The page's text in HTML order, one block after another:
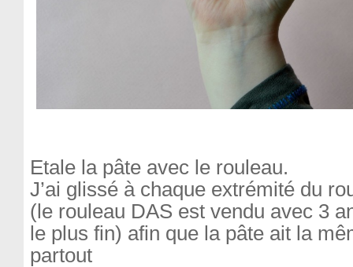
Etale la pâte avec le rouleau.
J’ai glissé à chaque extrémité du
(le rouleau DAS est vendu avec 3
le plus fin) afin que la pâte ait la
partout